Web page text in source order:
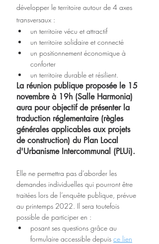
développer le territoire autour de 4 axes
transversaux :
un territoire vécu et attractif
un territoire solidaire et connecté
un positionnement économique à
conforter
un territoire durable et résilient.
La réunion publique proposée le 15
novembre à 19h (Salle Harmonia)
aura pour objectif de présenter la
traduction réglementaire (règles
générales applicables aux projets
de construction) du Plan Local
d'Urbanisme Intercommunal (PLUi).
Elle ne permettra pas d’aborder les
demandes individuelles qui pourront être
traitées lors de l’enquête publique, prévue
au printemps 2022. Il sera toutefois
possible de participer en :
posant ses questions grâce au
formulaire accessible depuis ce lien